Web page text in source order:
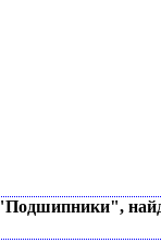
BSN, SPZ, РФ,